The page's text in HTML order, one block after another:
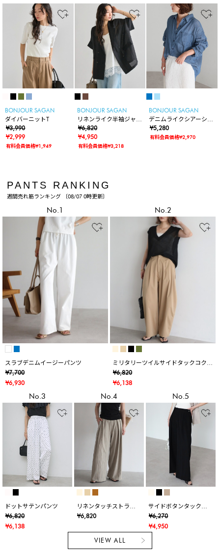
BONJOUR SAGAN
ダイバーニットT
¥3,990
¥2,999
有料会員価格¥1,949
BONJOUR SAGAN
リネンライク半袖ジャケ
ット
¥6,820
¥4,950
有料会員価格¥3,218
BONJOUR SAGAN
デニムライクシアーシャ
ツ
¥5,280
有料会員価格¥2,970
PANTS RANKING
週間売れ筋ランキング 〔08/07 0時更新〕
No.1
スラブデニムイージーパンツ
¥7,700
¥6,930
No.2
ミリタリーツイルサイドタックコクー
ンパンツ
¥6,820
¥6,138
No.3
ドットサテンパンツ
¥6,820
¥6,138
No.4
リネンタッチストライ
プタックワイドパンツ
¥6,820
No.5
サイドボタンタックワ
イドパンツ
¥6,270
¥4,950
VIEW ALL